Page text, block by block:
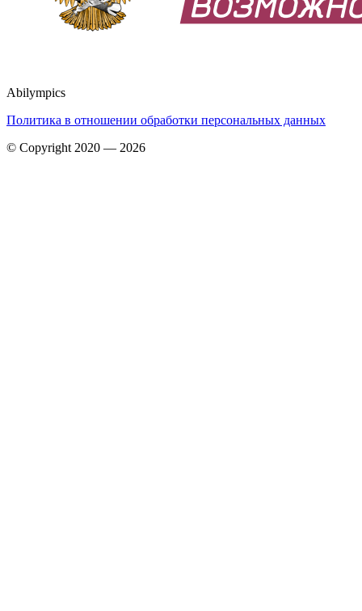
Abilympics
Политика в отношении обработки персональных данных
© Copyright 2020 — 2026